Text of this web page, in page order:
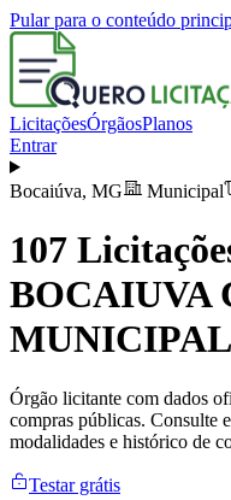
Pular para o conteúdo
LicitaçõesÓrgãosPlanos
Entrar
Bocaiúva, MG Municipal
107
BOCAIUVA
MUNICIPAL
Órgão licitante com dados
compras públicas. Consulte
modalidades e histórico de
Testar grátis